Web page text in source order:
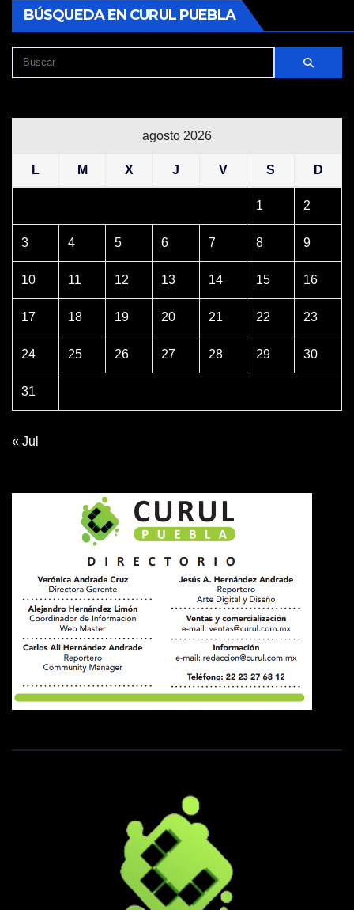
BÚSQUEDA EN CURUL PUEBLA
agosto 2026
L M X J V S D
1 2
3 4 5 6 7 8 9
10 11 12 13 14 15 16
17 18 19 20 21 22 23
24 25 26 27 28 29 30
31
« Jul